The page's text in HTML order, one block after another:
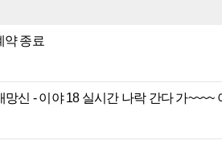
약 종료
신 - 이야 18 실시간 나락 간다 가